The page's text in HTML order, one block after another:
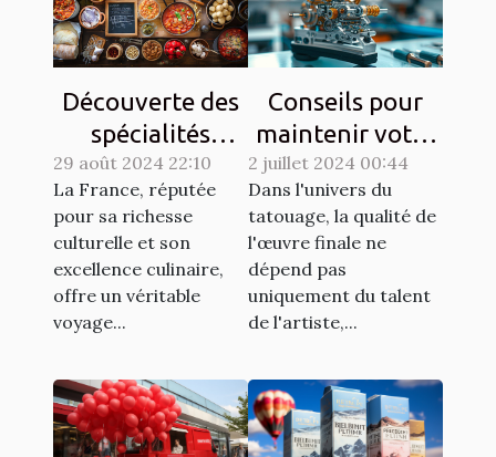
Découverte des
spécialités
culinaires
régionales et
leur histoire
29 août 2024 22:10
La France, réputée
pour sa richesse
culturelle et son
excellence culinaire,
offre un véritable
voyage...
Conseils pour
maintenir votre
matériel de
tatouage en
parfait état
2 juillet 2024 00:44
Dans l'univers du
tatouage, la qualité de
l'œuvre finale ne
dépend pas
uniquement du talent
de l'artiste,...